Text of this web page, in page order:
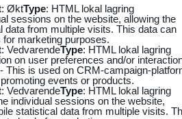
: ØktType: HTML lokal lagring
sessions on the website, allowing the
data from multiple visits. This data can
marketing purposes.
: VedvarendeType: HTML lokal lagring
on user preferences and/or
This is used on CRM-campaign-
events or products.
: VedvarendeType: HTML lokal lagring
individual sessions on the website,
statistical data from multiple visits.